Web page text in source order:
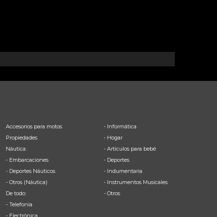
Accesorios para motos
Propiedades
Náutica:
- Embarcaciones
- Deportes Náuticos
- Otros (Náutica)
De todo:
- Telefonía
- Electrónica
- Informática
- Hogar
- Artículos para bebé
- Deportes
- Indumentaria
- Instrumentos Musicales
- Otros